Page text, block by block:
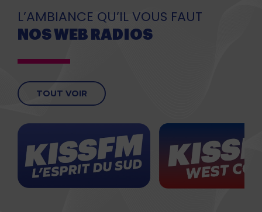
L’AMBIANCE QU’IL VOUS FAUT
NOS WEB RADIOS
TOUT VOIR